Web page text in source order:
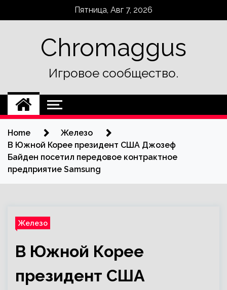
Пятница, Авг 7, 2026
Chromaggus
Игровое сообщество.
Home
Железо
В Южной Корее президент США Джозеф
Байден посетил передовое контрактное
предприятие Samsung
Железо
В Южной Корее
президент США